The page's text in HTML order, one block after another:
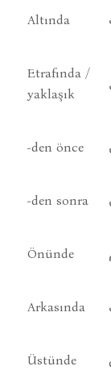
Altında
Etrafında /
yaklaşık
-den önce
-den sonra
Önünde
Arkasında
Üstünde